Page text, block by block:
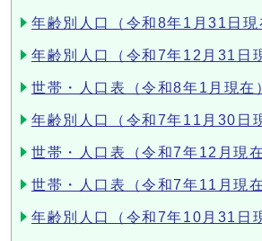
年齢別人口（令和8年1月31日現
年齢別人口（令和7年12月31日
世帯・人口表（令和8年1月現在
年齢別人口（令和7年11月30日
世帯・人口表（令和7年12月現在
世帯・人口表（令和7年11月現在
年齢別人口（令和7年10月31日